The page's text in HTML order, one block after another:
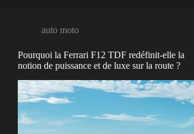
auto moto
Pourquoi la Ferrari F12 TDF redéfinit-elle la
notion de puissance et de luxe sur la route ?